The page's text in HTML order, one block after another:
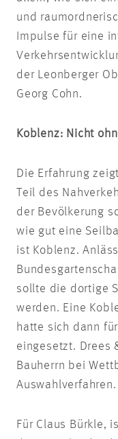
und
Impulse für eine
der Leonberger
Georg Cohn.
Koblenz: Nicht
Die Erfahrung
Teil des
der Bevölkerung
wie gut eine
ist Koblenz.
sollte die dortige
werden. Eine
hatte sich dann
eingesetzt. Drees
Bauherrn bei
Auswahlverfahren.
Für Claus Bürkle,